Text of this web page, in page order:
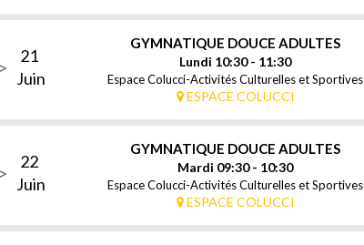
21
Juin
GYMNATIQUE DOUCE ADULTES
Lundi 10:30 - 11:30
Espace Colucci-Activités Culturelles et Sportives
ESPACE COLUCCI
22
Juin
GYMNATIQUE DOUCE ADULTES
Mardi 09:30 - 10:30
Espace Colucci-Activités Culturelles et Sportives
ESPACE COLUCCI